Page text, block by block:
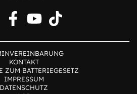
KONTAKT
ZUM BATTERIEGESETZ
IMPRESSUM
DATENSCHUTZ